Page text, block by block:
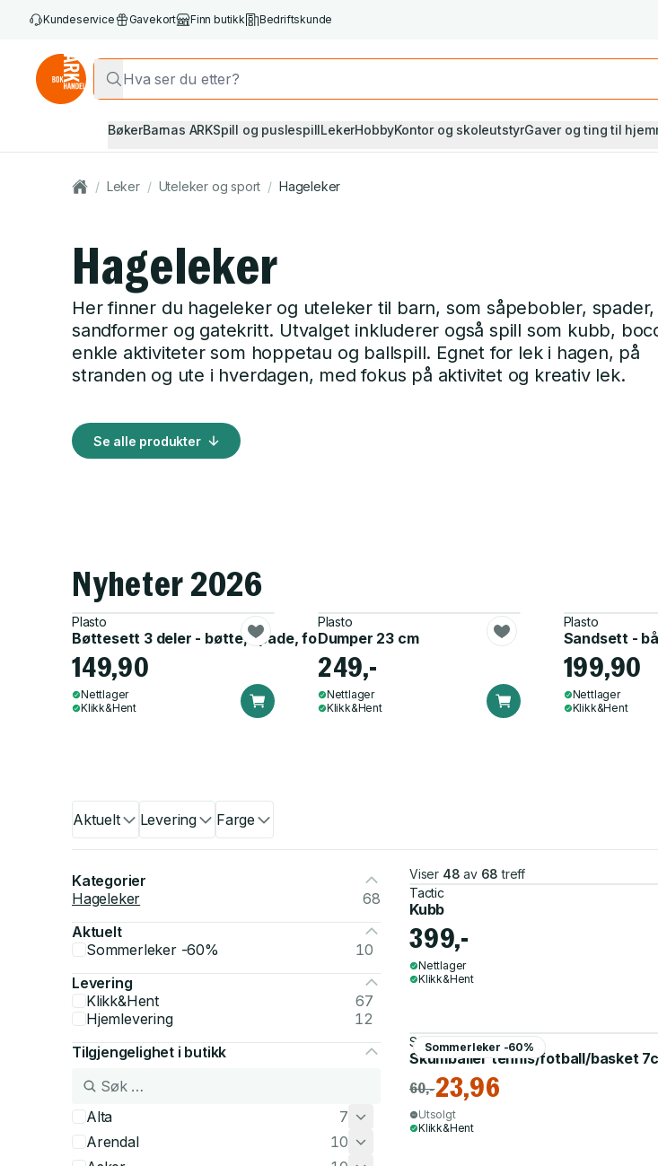
Kundeservice Gavekort Finn butikk Bedriftskunde
BøkerBarnas ARKSpill og puslespillLekerHobbyKontor og skoleutstyrGaver og ting til
/ Leker / Uteleker og sport / Hageleker
Hageleker
Her finner du hageleker og uteleker til barn, som såpebobler,
sandformer og gatekritt. Utvalget inkluderer også spill som kubb,
enkle aktiviteter som hoppetau og ballspill. Egnet for lek i hagen, på
stranden og ute i hverdagen, med fokus på aktivitet og kreativ lek.
Se alle produkter
Nyheter 2026
Plasto
Bøttesett 3 deler - bøtte, spade, form
149,90
Nettlager
Klikk&Hent
Plasto
Dumper 23 cm
249,-
Nettlager
Klikk&Hent
Plasto
Sandsett -
199,90
Nettlager
Klikk&Hent
Aktuelt Levering Farge
Kategorier
Hageleker
68
Aktuelt
Sommerleker -60%
10
Levering
Klikk&Hent
67
Hjemlevering
12
Tilgjengelighet i butikk
Alta
7
Arendal
10
Viser 48 av 68 treff
Tactic
Kubb
399,-
Nettlager
Klikk&Hent
Sommerleker -60%
Sommerleker
Skumballer tennis/fotball/basket
60,-23,96
Utsolgt
Klikk&Hent